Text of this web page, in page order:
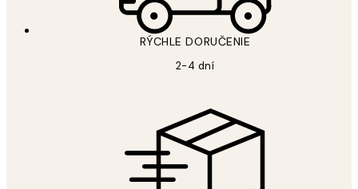
RÝCHLE DORUČENIE
2-4 dní